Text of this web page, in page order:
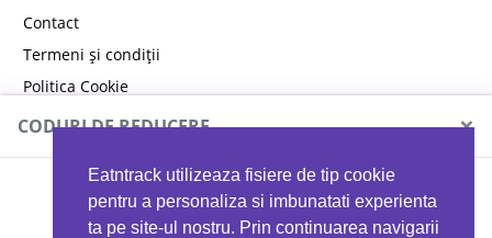
Eatntrack utilizeaza fisiere de tip cookie
pentru a personaliza si imbunatati experienta
ta pe site-ul nostru. Prin continuarea navigarii
Contact
Termeni și condiții
Politica Cookie
Politica de confidențialitate
CODURI DE REDUCERE ×
MYPROTEIN